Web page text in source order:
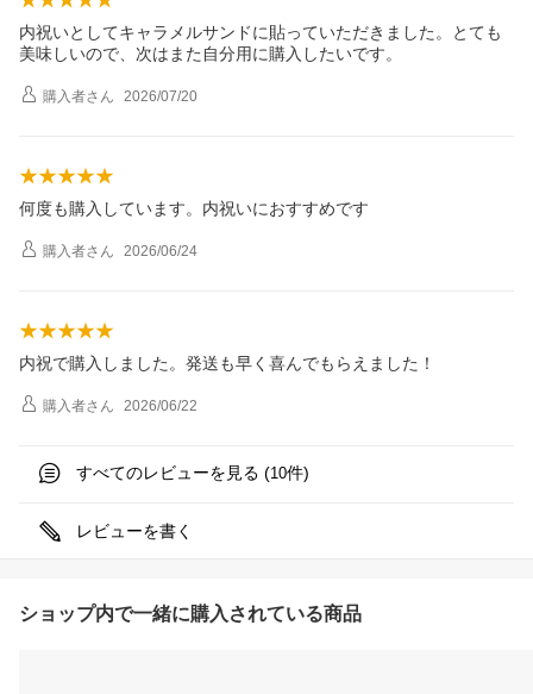
内祝いとしてキャラメルサンドに貼っていただきました。とても
美味しいので、次はまた自分用に購入したいです。
購入者さん 2026/07/20
何度も購入しています。内祝いにおすすめです
購入者さん 2026/06/24
内祝で購入しました。発送も早く喜んでもらえました！
購入者さん 2026/06/22
すべてのレビューを見る (10件)
レビューを書く
ショップ内で一緒に購入されている商品